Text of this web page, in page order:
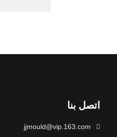
اتصل بنا

jjmould@vip.163.com